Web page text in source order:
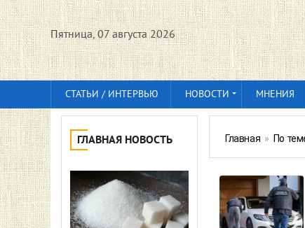
Пятница, 07 августа 2026
СТАТЬИ / ИНТЕРВЬЮ НОВОСТИ МНЕНИЯ
ГЛАВНАЯ НОВОСТЬ Главная » По